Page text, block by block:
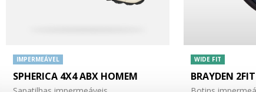
IMPERMEÁVEL
SPHERICA 4X4 ABX HOMEM
WIDE FIT
BRAYDEN